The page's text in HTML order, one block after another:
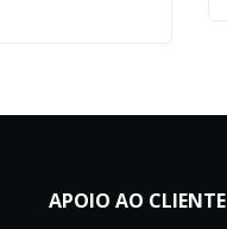
APOIO AO CLIENTE